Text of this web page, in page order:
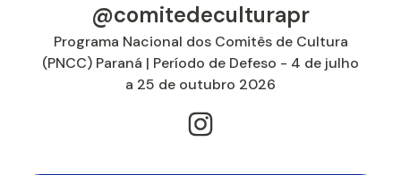
@comitedeculturapr
Programa Nacional dos Comitês de Cultura
(PNCC) Paraná | Período de Defeso - 4 de julho
a 25 de outubro 2026